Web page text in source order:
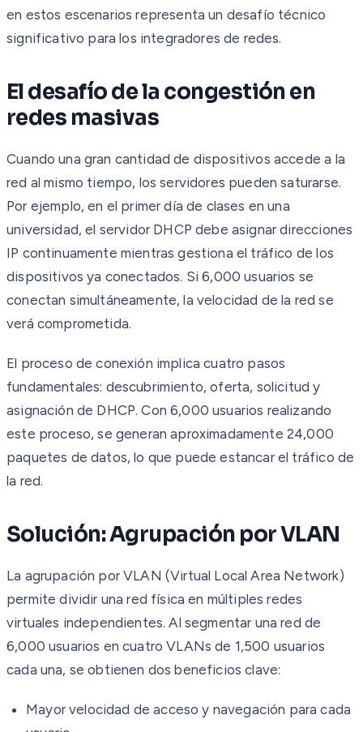
en estos escenarios representa un desafío técnico
significativo para los integradores de redes.
El desafío de la congestión en
redes masivas
Cuando una gran cantidad de dispositivos accede a la
red al mismo tiempo, los servidores pueden saturarse.
Por ejemplo, en el primer día de clases en una
universidad, el servidor DHCP debe asignar direcciones
IP continuamente mientras gestiona el tráfico de los
dispositivos ya conectados. Si 6,000 usuarios se
conectan simultáneamente, la velocidad de la red se
verá comprometida.
El proceso de conexión implica cuatro pasos
fundamentales: descubrimiento, oferta, solicitud y
asignación de DHCP. Con 6,000 usuarios realizando
este proceso, se generan aproximadamente 24,000
paquetes de datos, lo que puede estancar el tráfico de
la red.
Solución: Agrupación por VLAN
La agrupación por VLAN (Virtual Local Area Network)
permite dividir una red física en múltiples redes
virtuales independientes. Al segmentar una red de
6,000 usuarios en cuatro VLANs de 1,500 usuarios
cada una, se obtienen dos beneficios clave:
Mayor velocidad de acceso y navegación para cada